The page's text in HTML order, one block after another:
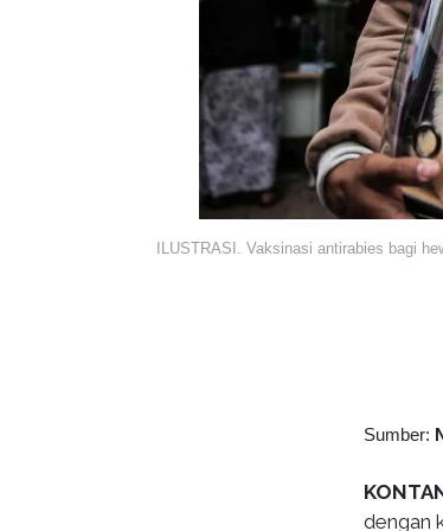
ILUSTRASI. Vaksinasi antirabies bagi
Sumber:
dengan